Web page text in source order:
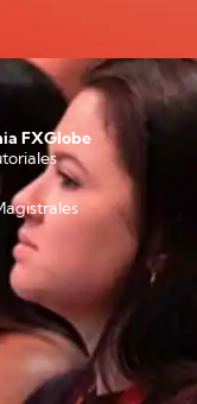
FXGlobe